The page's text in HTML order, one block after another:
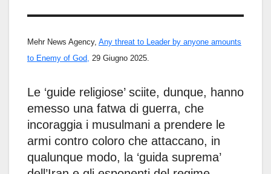
Mehr News Agency, Any threat to Leader by anyone amounts
to Enemy of God,
29 Giugno 2025.
Le ‘guide religiose’ sciite, dunque, hanno
emesso una fatwa di guerra, che
incoraggia i musulmani a prendere le
armi contro coloro che attaccano, in
qualunque modo, la ‘guida suprema’